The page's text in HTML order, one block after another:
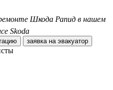
Шкода Рапид в нашем
Skoda
заявка на эвакуатор